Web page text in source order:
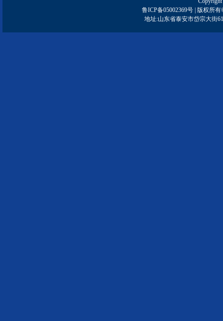
鲁ICP备05002369号 | 版权所
地址:山东省泰安市岱宗大街61